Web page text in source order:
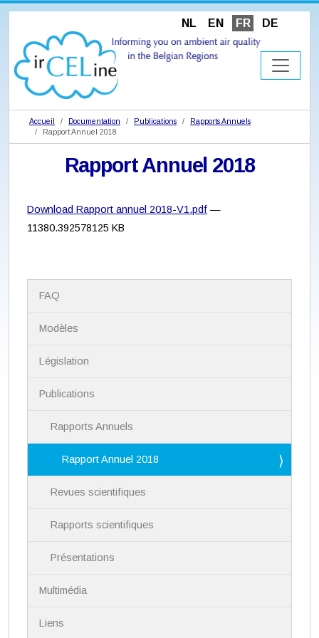
NL EN FR DE
Accueil Documentation Publications
Rapports Annuels
Rapport Annuel 2018
Rapport Annuel 2018
Download Rapport annuel 2018-V1.pdf —
11380.392578125 KB
FAQ
Modèles
Législation
Publications
Rapports Annuels
Rapport Annuel 2018
Revues scientifiques
Rapports scientifiques
Présentations
Multimédia
Liens